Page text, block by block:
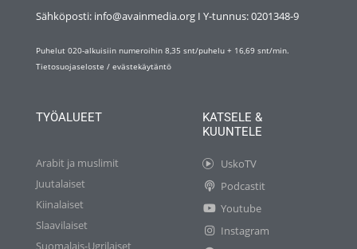
Sähköposti: info@avainmedia.org I Y-tunnus:0201348-9
Puhelut 020-alkuisiin numeroihin 8,35 snt/puhelu + 16,69 snt/min.
Tietosuojaseloste / evästekäytäntö
TYÖALUEET
Arabit ja muslimit
Juutalaiset
Kiinalaiset
Slaavilaiset
Suomalais-Ugrilaiset
KATSELE &
KUUNTELE
UskoTV
Podcastit
Youtube
Instagram